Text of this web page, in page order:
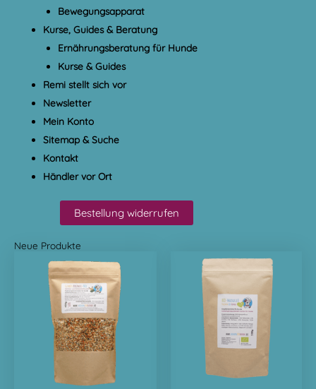
Bewegungsapparat
Kurse, Guides & Beratung
Ernährungsberatung für Hunde
Kurse & Guides
Remi stellt sich vor
Newsletter
Mein Konto
Sitemap & Suche
Kontakt
Händler vor Ort
Bestellung widerrufen
Neue Produkte